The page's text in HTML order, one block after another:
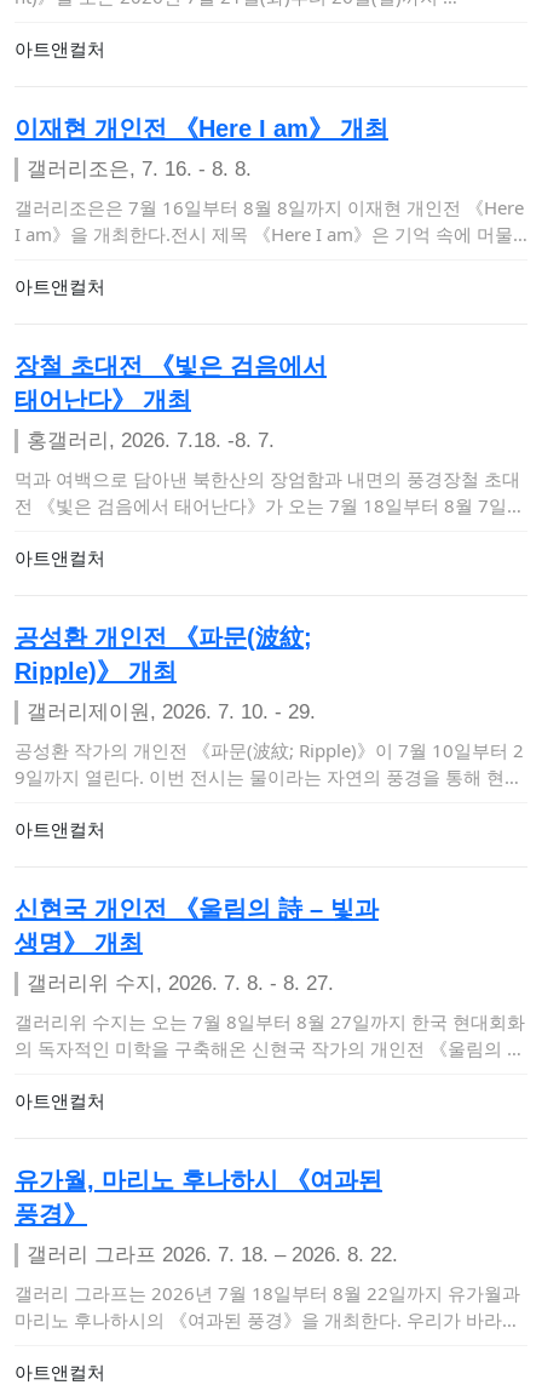
아트앤컬처
이재현 개인전 《Here I am》 개최
갤러리조은, 7. 16. - 8. 8.
갤러리조은은 7월 16일부터 8월 8일까지 이재현 개인전 《Here
I am》을 개최한다.전시 제목 《Here I am》은 기억 속에 머물
아트앤컬처
장철 초대전 《빛은 검음에서
태어난다》 개최
홍갤러리, 2026. 7.18. -8. 7.
먹과 여백으로 담아낸 북한산의 장엄함과 내면의 풍경장철 초대
전 《빛은 검음에서 태어난다》가 오는 7월 18일부터 8월 7일까
아트앤컬처
공성환 개인전 《파문(波紋;
Ripple)》 개최
갤러리제이원, 2026. 7. 10. - 29.
공성환 작가의 개인전 《파문(波紋; Ripple)》이 7월 10일부터 2
9일까지 열린다. 이번 전시는 물이라는 자연의 풍경을 통해 현실
아트앤컬처
신현국 개인전 《울림의 詩 – 빛과
생명》 개최
갤러리위 수지, 2026. 7. 8. - 8. 27.
갤러리위 수지는 오는 7월 8일부터 8월 27일까지 한국 현대회화
의 독자적인 미학을 구축해온 신현국 작가의 개인전 《울림의 詩
아트앤컬처
유가월, 마리노 후나하시 《여과된
풍경》
갤러리 그라프 2026. 7. 18. – 2026. 8. 22.
갤러리 그라프는 2026년 7월 18일부터 8월 22일까지 유가월과
마리노 후나하시의 《여과된 풍경》을 개최한다. 우리가 바라보
아트앤컬처